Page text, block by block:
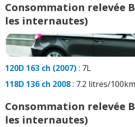
Consommation relevée
les internautes)
120D 163 ch (2007): 7L
118D 136 ch 2008: 7.2 litres/100km
Consommation relevée
les internautes)